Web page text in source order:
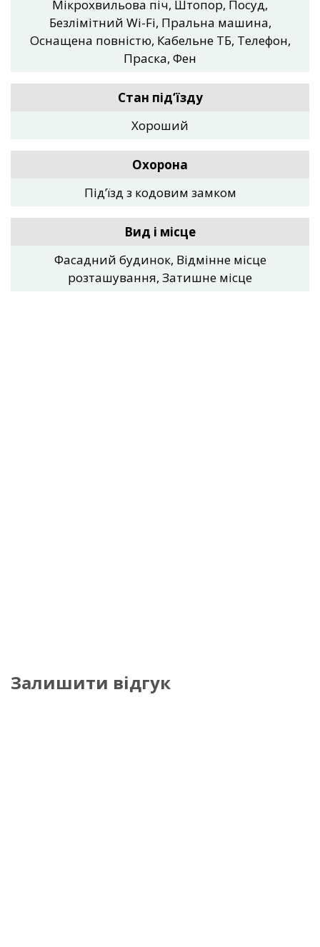
Мікрохвильова піч, Штопор, Посуд,
Безлімітний Wi-Fi, Пральна машина,
Оснащена повністю, Кабельне ТБ, Телефон,
Праска, Фен
Стан під‘їзду
Хороший
Охорона
Під’їзд з кодовим замком
Вид і місце
Фасадний будинок, Відмінне місце
розташування, Затишне місце
Залишити відгук